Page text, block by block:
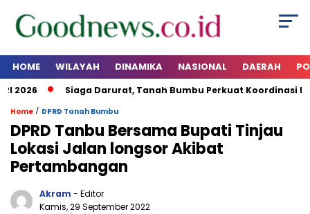
HOME WILAYAH DINAMIKA NASIONAL DAERAH
Siaga Darurat, Tanah Bumbu Perkuat Koordinasi
Home / DPRD Tanah Bumbu
DPRD Tanbu Bersama Bupati Tinjau
Lokasi Jalan longsor Akibat
Pertambangan
Akram - Editor
Kamis, 29 September 2022